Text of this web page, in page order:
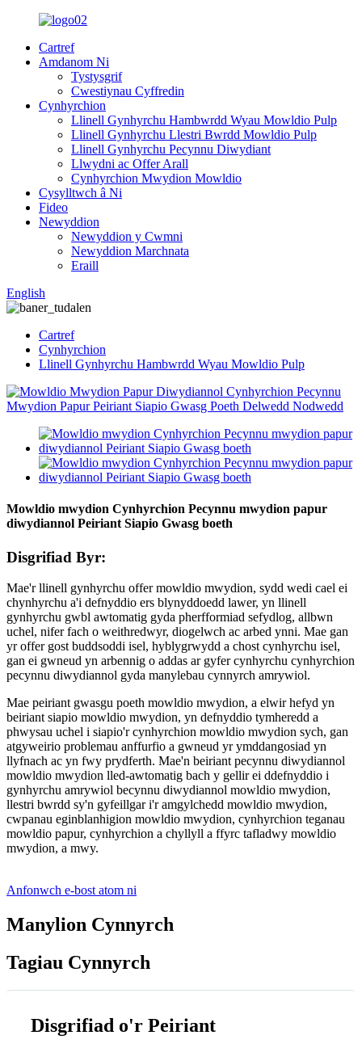
Cartref
Amdanom Ni
Tystysgrif
Cwestiynau Cyffredin
Cynhyrchion
Llinell Gynhyrchu Hambwrdd Wyau Mowldio Pulp
Llinell Gynhyrchu Llestri Bwrdd Mowldio Pulp
Llinell Gynhyrchu Pecynnu Diwydiant
Llwydni ac Offer Arall
Cynhyrchion Mwydion Mowldio
Cysylltwch â Ni
Fideo
Newyddion
Newyddion y Cwmni
Newyddion Marchnata
Eraill
English
Cartref
Cynhyrchion
Llinell Gynhyrchu Hambwrdd Wyau Mowldio Pulp
Mowldio mwydion Cynhyrchion Pecynnu mwydion papur
diwydiannol Peiriant Siapio Gwasg boeth
Disgrifiad Byr:
Mae'r llinell gynhyrchu offer mowldio mwydion, sydd wedi cael ei
chynhyrchu a'i defnyddio ers blynyddoedd lawer, yn llinell
gynhyrchu gwbl awtomatig gyda pherfformiad sefydlog, allbwn
uchel, nifer fach o weithredwyr, diogelwch ac arbed ynni. Mae gan
yr offer gost buddsoddi isel, hyblygrwydd a chost cynhyrchu isel,
gan ei gwneud yn arbennig o addas ar gyfer cynhyrchu cynhyrchion
pecynnu diwydiannol gyda manylebau cynnyrch amrywiol.
Mae peiriant gwasgu poeth mowldio mwydion, a elwir hefyd yn
beiriant siapio mowldio mwydion, yn defnyddio tymheredd a
phwysau uchel i siapio'r cynhyrchion mowldio mwydion sych, gan
atgyweirio problemau anffurfio a gwneud yr ymddangosiad yn
llyfnach ac yn fwy prydferth. Mae'n beiriant pecynnu diwydiannol
mowldio mwydion lled-awtomatig bach y gellir ei ddefnyddio i
gynhyrchu amrywiol becynnu diwydiannol mowldio mwydion,
llestri bwrdd sy'n gyfeillgar i'r amgylchedd mowldio mwydion,
cwpanau eginblanhigion mowldio mwydion, cynhyrchion teganau
mowldio papur, cynhyrchion a chyllyll a ffyrc tafladwy mowldio
mwydion, a mwy.
Anfonwch e-bost atom ni
Manylion Cynnyrch
Tagiau Cynnyrch
Disgrifiad o'r Peiriant